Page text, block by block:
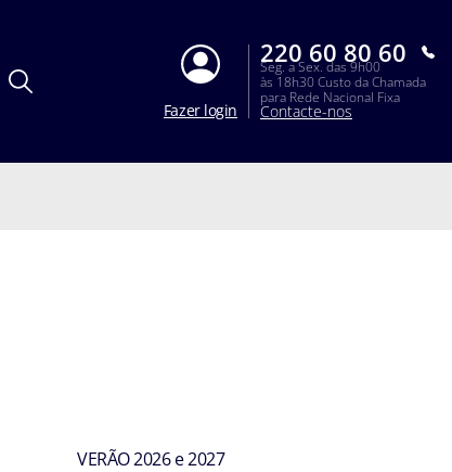
Fazer login
220 60 80 60
Seg. a Sex. das 9h00
às 18h30 Custo da Chamada
para Rede Nacional Fixa
Contacte-nos
VERÃO 2026 e 2027